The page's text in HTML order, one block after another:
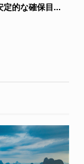
的な確保目...